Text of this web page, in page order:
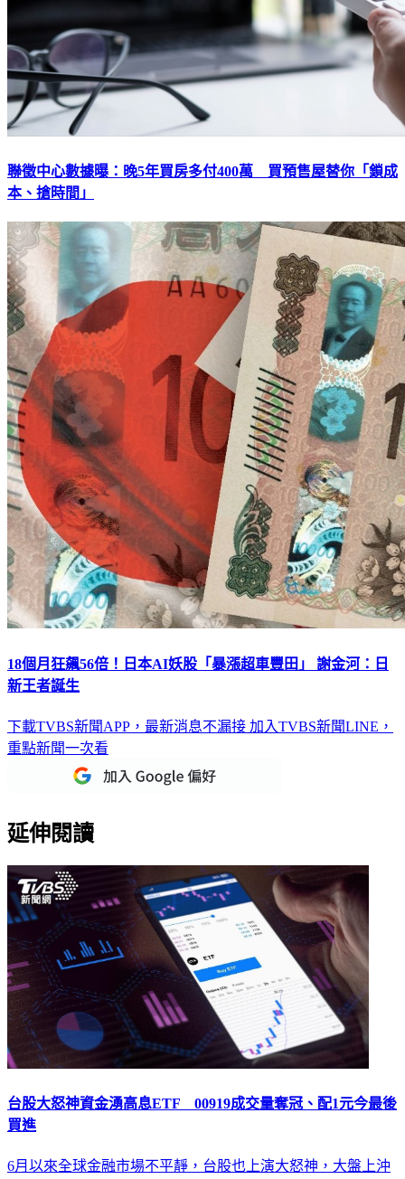
聯徵中心數據曝：晚5年買房多付400萬 買預售屋替你「鎖成
本、搶時間」
18個月狂飆56倍！日本AI妖股「暴漲超車豐田」 謝金河：日
新王者誕生
下載TVBS新聞APP，最新消息不漏接 加入TVBS新聞LINE，
重點新聞一次看
延伸閱讀
台股大怒神資金湧高息ETF 00919成交量奪冠、配1元今最後
買進
6月以來全球金融市場不平靜，台股也上演大怒神，大盤上沖